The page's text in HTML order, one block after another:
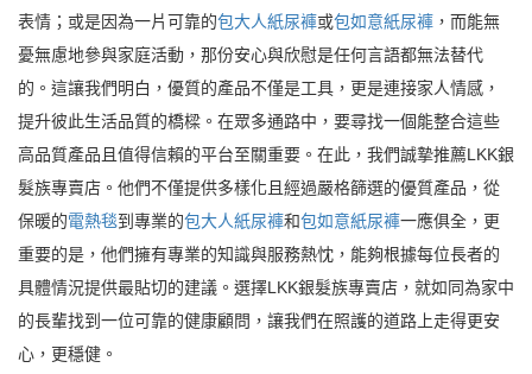
表情；或是因為一片可靠的包大人紙尿褲或包如意紙尿褲 ，而能無
憂無慮地參與家庭活動，那份安心與欣慰是任何言語都無法替代
的。這讓我們明白，優質的產品不僅是工具，更是連接家人情感，
提升彼此生活品質的橋樑。在眾多通路中，要尋找一個能整合這些
高品質產品且值得信賴的平台至關重要。在此，我們誠摯推薦LKK銀
髮族專賣店。他們不僅提供多樣化且經過嚴格篩選的優質產品，從
保暖的電熱毯到專業的包大人紙尿褲和包如意紙尿褲一應俱全，更
重要的是，他們擁有專業的知識與服務熱忱，能夠根據每位長者的
具體情況提供最貼切的建議。選擇LKK銀髮族專賣店，就如同為家中
的長輩找到一位可靠的健康顧問，讓我們在照護的道路上走得更安
心，更穩健。